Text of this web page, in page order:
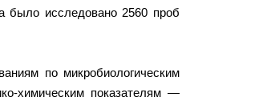
было исследовано 2560 проб
по микробиологическим
химическим показателям —